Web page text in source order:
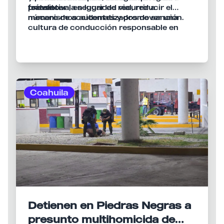
tránsito.
preventiva, en lugar de recurrir a
mecanismos automatizados de sanción.
fortalecer la seguridad vial, reducir el
número de accidentes y promover una
cultura de conducción responsable en
Coahuila
Detienen en Piedras Negras a
presunto multihomicida de